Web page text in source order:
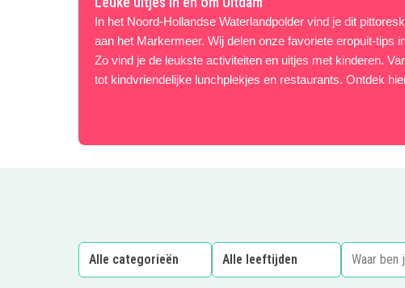
In het Noord-Hollandse Waterlandpolder vind je dit
aan het Markermeer. Wij delen onze favoriete eropuit-tips
Zo vind je de leukste activiteiten en uitjes met kinderen.
tot kindvriendelijke lunchplekjes en restaurants. Ontdek